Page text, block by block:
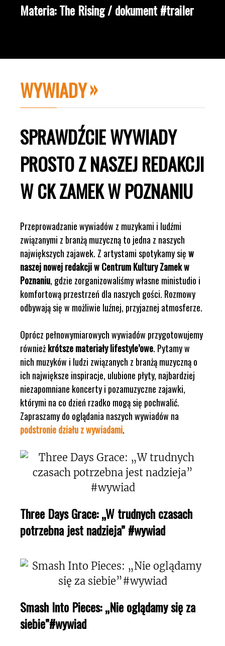
Materia: The Rising / dokument #trailer
WYWIADY
SPRAWDŹCIE WYWIADY
PROSTO Z NASZEJ REDAKCJI
W CK ZAMEK W POZNANIU
Przeprowadzanie wywiadów z muzykami i ludźmi
związanymi z branżą muzyczną to jedna z naszych
największych zajawek. Z artystami spotykamy sięw
naszej nowej redakcji w Centrum Kultury Zamek w
Poznaniu, gdzie zorganizowaliśmy własne ministudio i
komfortową przestrzeń dla naszych gości. Rozmowy
odbywają się w możliwie luźnej, przyjaznej atmosferze.
Oprócz pełnowymiarowych wywiadów przygotowujemy
równieżkrótsze materiały lifestyle’owe. Pytamy w
nich muzyków i ludzi związanych z branżą muzyczną o
ich największe inspiracje, ulubione płyty, najbardziej
niezapomniane koncerty i pozamuzyczne zajawki,
którymi na co dzień rzadko mogą się pochwalić.
Zapraszamy do oglądania naszych wywiadów na
podstronie działu z wywiadami.
Three Days Grace: „W trudnych czasach
potrzebna jest nadzieja” #wywiad
Smash Into Pieces: „Nie oglądamy się za
siebie”#wywiad